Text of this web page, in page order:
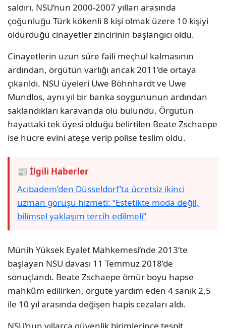
saldırı, NSU’nun 2000-2007 yılları arasında
çoğunluğu Türk kökenli 8 kişi olmak üzere 10 kişiyi
öldürdüğü cinayetler zincirinin başlangıcı oldu.
Cinayetlerin uzun süre faili meçhul kalmasının
ardından, örgütün varlığı ancak 2011’de ortaya
çıkarıldı. NSU üyeleri Uwe Böhnhardt ve Uwe
Mundlos, aynı yıl bir banka soygununun ardından
saklandıkları karavanda ölü bulundu. Örgütün
hayattaki tek üyesi olduğu belirtilen Beate Zschaepe
ise hücre evini ateşe verip polise teslim oldu.
📰 İlgili Haberler
Acıbadem’den Düsseldorf’ta ücretsiz ikinci
uzman görüşü hizmeti: “Estetikte moda değil,
bilimsel yaklaşım tercih edilmeli”
Münih Yüksek Eyalet Mahkemesi’nde 2013’te
başlayan NSU davası 11 Temmuz 2018’de
sonuçlandı. Beate Zschaepe ömür boyu hapse
mahkûm edilirken, örgüte yardım eden 4 sanık 2,5
ile 10 yıl arasında değişen hapis cezaları aldı.